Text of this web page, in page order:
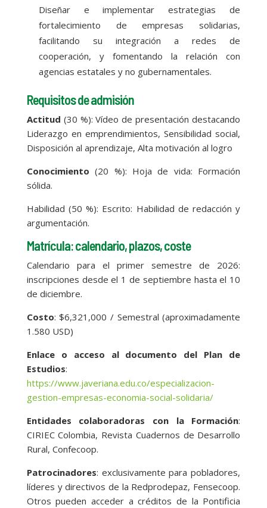
Diseñar e implementar estrategias de
fortalecimiento de empresas solidarias,
facilitando su integración a redes de
cooperación, y fomentando la relación con
agencias estatales y no gubernamentales.
Requisitos de admisión
Actitud (30 %): Vídeo de presentación destacando
Liderazgo en emprendimientos, Sensibilidad social,
Disposición al aprendizaje, Alta motivación al logro
Conocimiento (20 %): Hoja de vida: Formación
sólida.
Habilidad (50 %): Escrito: Habilidad de redacción y
argumentación.
Matrícula: calendario, plazos, coste
Calendario para el primer semestre de 2026:
inscripciones desde el 1 de septiembre hasta el 10
de diciembre.
Costo: $6,321,000 / Semestral (aproximadamente
1.580 USD)
Enlace o acceso al documento del Plan de
Estudios:
https://www.javeriana.edu.co/especializacion-
gestion-empresas-economia-social-solidaria/
Entidades colaboradoras con la Formación:
CIRIEC Colombia, Revista Cuadernos de Desarrollo
Rural, Confecoop.
Patrocinadores: exclusivamente para pobladores,
líderes y directivos de la Redprodepaz, Fensecoop.
Otros pueden acceder a créditos de la Pontificia